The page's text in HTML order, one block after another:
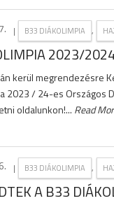
| B33 DIÁKOLIMPIA ,
2023/
kerül megrendezésre
2023 / 24-es Országos
oldalunkon!... Read
| B33 DIÁKOLIMPIA ,
A B33